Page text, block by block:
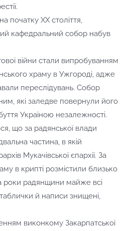
початку ХХ століття,
кафедральний собор набув
війни стали випробуванням
храму в Ужгороді, адже
переслідувань. Собор
які заледве повернули його
Україною незалежності.
що за радянської влади
частина, в якій
Мукачівської єпархії. За
в крипті розмістили близько
роки радянщини майже всі
й написи знищені,
виконкому Закарпатської